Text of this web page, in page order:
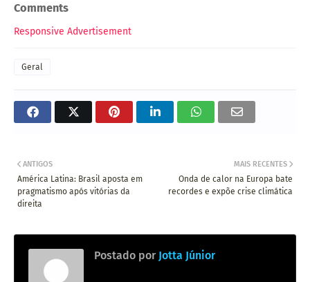
Comments
Responsive Advertisement
Geral
MAIS RECENTES
Onda de calor na Europa bate
recordes e expõe crise climática
ANTIGOS
América Latina: Brasil aposta em
pragmatismo após vitórias da
direita
Postado por Jotta Júnior